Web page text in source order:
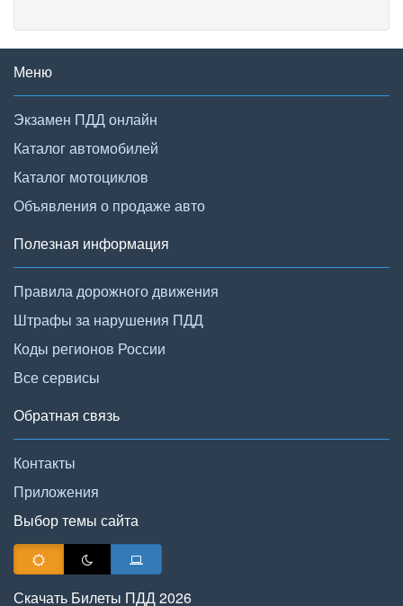
Меню
Экзамен ПДД онлайн
Каталог автомобилей
Каталог мотоциклов
Объявления о продаже авто
Полезная информация
Правила дорожного движения
Штрафы за нарушения ПДД
Коды регионов России
Все сервисы
Обратная связь
Контакты
Приложения
Выбор темы сайта
Скачать Билеты ПДД 2026